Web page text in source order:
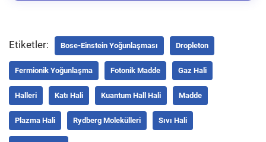
Etiketler: Bose-Einstein Yoğunlaşması Dropleton
Fermionik Yoğunlaşma Fotonik Madde Gaz Hali
Halleri Katı Hali Kuantum Hall Hali Madde
Plazma Hali Rydberg Molekülleri Sıvı Hali